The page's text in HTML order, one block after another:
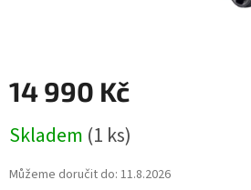
14 990 Kč
cena:
Skladem (1 ks)
Můžeme doručit do: 11.8.2026